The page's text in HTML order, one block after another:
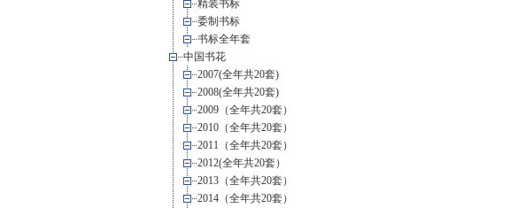
精装书标
委制书标
书标全年套
中国书花
2007(全年共20套)
2008(全年共20套)
2009（全年共20套）
2010（全年共20套）
2011（全年共20套）
2012(全年共20套）
2013（全年共20套）
2014（全年共20套）